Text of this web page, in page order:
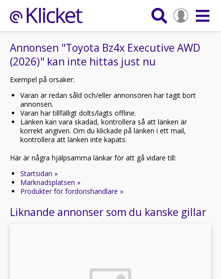
Annonsen "Toyota Bz4x Executive AWD
(2026)" kan inte hittas just nu
Exempel på orsaker:
Varan är redan såld och/eller annonsören har tagit bort
annonsen.
Varan har tillfälligt dolts/lagts offline.
Länken kan vara skadad, kontrollera så att länken är
korrekt angiven. Om du klickade på länken i ett mail,
kontrollera att länken inte kapats.
Här är några hjälpsamma länkar för att gå vidare till:
Startsidan »
Marknadsplatsen »
Produkter för fordonshandlare »
Liknande annonser som du kanske gillar